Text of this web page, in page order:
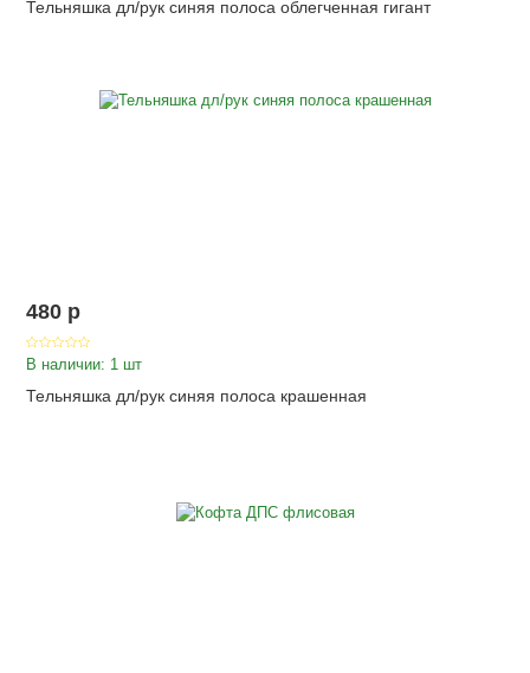
Тельняшка дл/рук синяя полоса облегченная гигант
480 p
В наличии: 1 шт
Тельняшка дл/рук синяя полоса крашенная